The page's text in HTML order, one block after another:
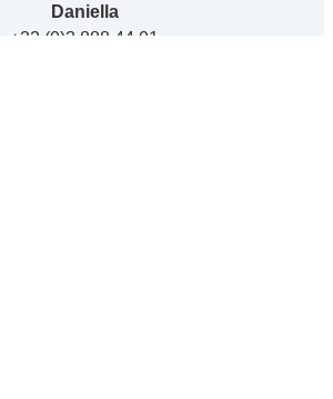
Daniella
+32 (0)3 888 44 01